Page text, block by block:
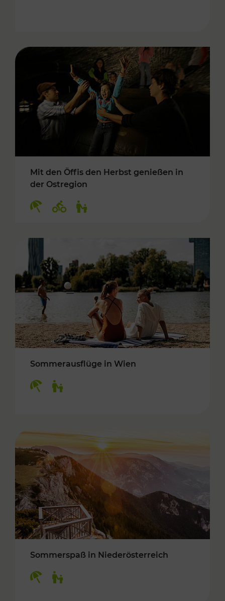
Mit den Öffis den Herbst genießen in
der Ostregion
Sommerausflüge in Wien
Sommerspaß in Niederösterreich